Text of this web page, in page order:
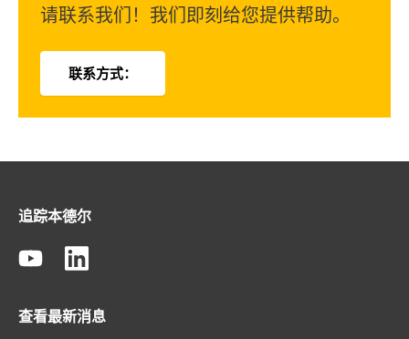
请联系我们！我们即刻给您提供帮助。
联系方式：
追踪本德尔
查看最新消息